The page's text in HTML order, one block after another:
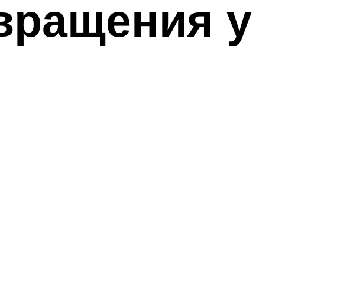
у